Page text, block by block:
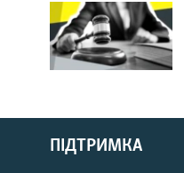
Русский
QırımtatarПІДТРИМКА